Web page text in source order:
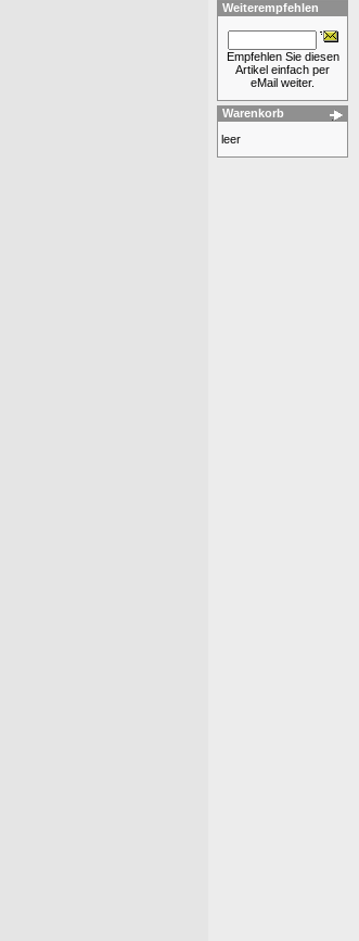
Weiterempfehlen
Empfehlen Sie diesen
Artikel einfach per
eMail weiter.
Warenkorb
leer